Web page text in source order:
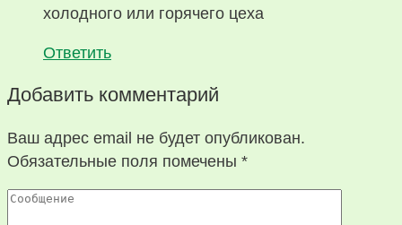
холодного или горячего цеха
Ответить
Добавить комментарий
Ваш адрес email не будет опубликован.
Обязательные поля помечены *